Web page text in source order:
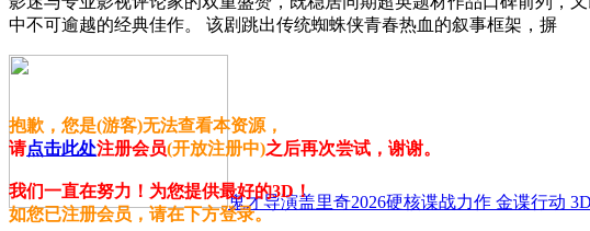
中不可逾越的经典佳作。 该剧跳出传统蜘蛛侠青春热血的叙事框架，摒
鬼才导演盖里奇2026硬核谍战力作 金谍行动 3D
抱歉，您是(游客)无法查看本资源，
请点击此处注册会员(开放注册中)之后再次尝试，谢谢。
我们一直在努力！为您提供最好的3D！
如您已注册会员，请在下方登录。